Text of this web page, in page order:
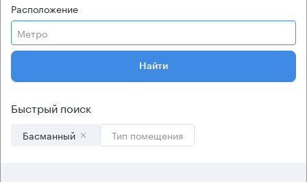
Расположение
Метро
Найти
Быстрый поиск
Басманный Тип помещения